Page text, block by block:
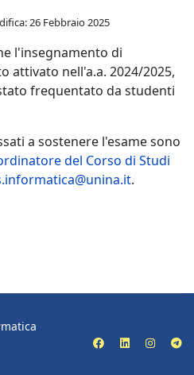
26 Febbraio 2025
l'insegnamento di
attivato nell'a.a. 2024/2025,
frequentato da studenti
a sostenere l'esame sono
del Corso di Studi
.